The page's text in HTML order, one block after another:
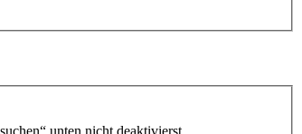
unten nicht deaktivierst.